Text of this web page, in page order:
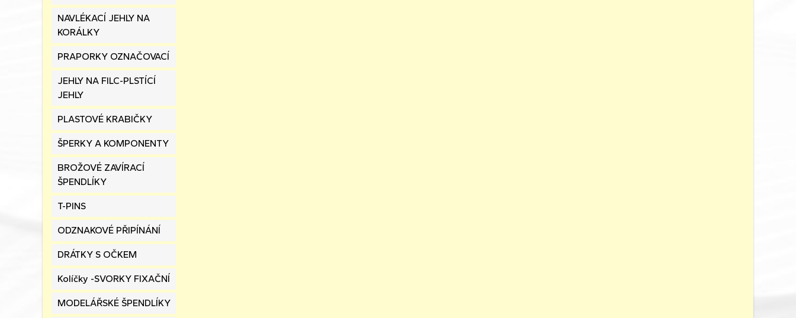
NAVLÉKACÍ JEHLY NA
KORÁLKY
PRAPORKY OZNAČOVACÍ
JEHLY NA FILC-PLSTÍCÍ
JEHLY
PLASTOVÉ KRABIČKY
ŠPERKY A KOMPONENTY
BROŽOVÉ ZAVÍRACÍ
ŠPENDLÍKY
T-PINS
ODZNAKOVÉ PŘIPÍNÁNÍ
DRÁTKY S OČKEM
Kolíčky -SVORKY FIXAČNÍ
MODELÁŘSKÉ ŠPENDLÍKY